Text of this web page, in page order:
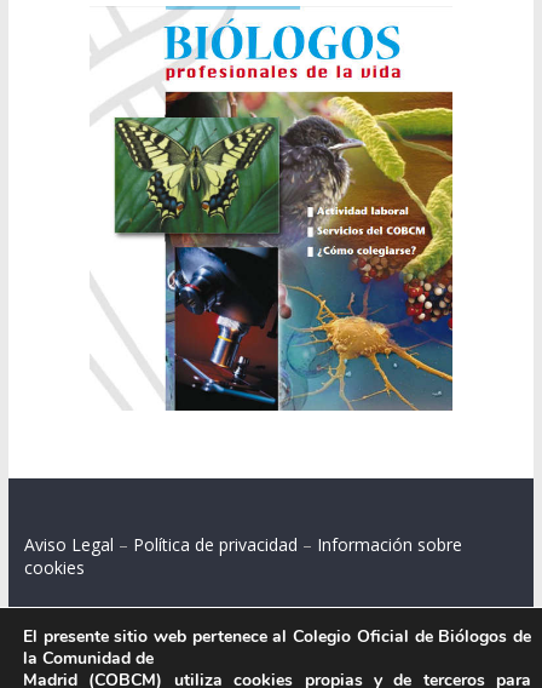
Aviso Legal – Política de privacidad – Información sobre
cookies
Colegio Oficial de Biólogos de la Comunidad de Madrid.
El presente sitio web pertenece al Colegio Oficial de Biólogos de
la Comunidad de
Madrid (COBCM) utiliza cookies propias y de terceros para